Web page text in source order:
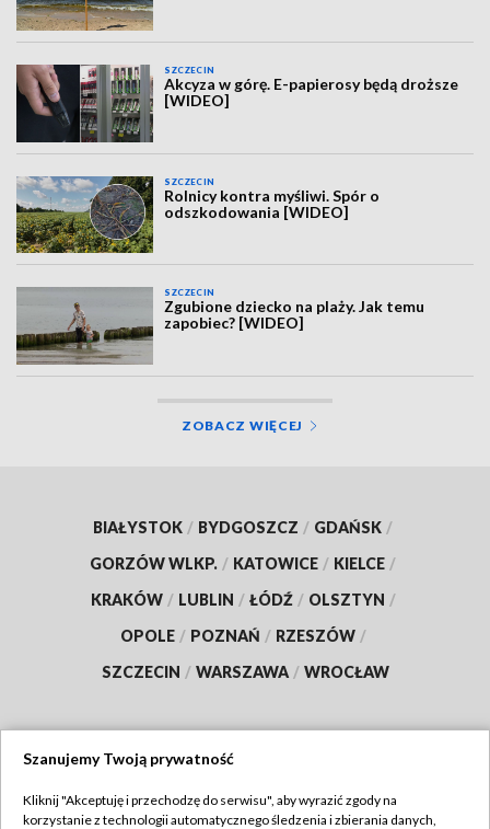
SZCZECIN
Akcyza w górę. E-papierosy będą droższe
[WIDEO]
SZCZECIN
Rolnicy kontra myśliwi. Spór o
odszkodowania [WIDEO]
SZCZECIN
Zgubione dziecko na plaży. Jak temu
zapobiec? [WIDEO]
ZOBACZ WIĘCEJ
BIAŁYSTOK / BYDGOSZCZ / GDAŃSK /
GORZÓW WLKP. / KATOWICE / KIELCE /
KRAKÓW / LUBLIN / ŁÓDŹ / OLSZTYN /
OPOLE / POZNAŃ / RZESZÓW /
SZCZECIN / WARSZAWA / WROCŁAW
Szanujemy Twoją prywatność
Kliknij "Akceptuję i przechodzę do serwisu", aby wyrazić zgody na
korzystanie z technologii automatycznego śledzenia i zbierania danych,